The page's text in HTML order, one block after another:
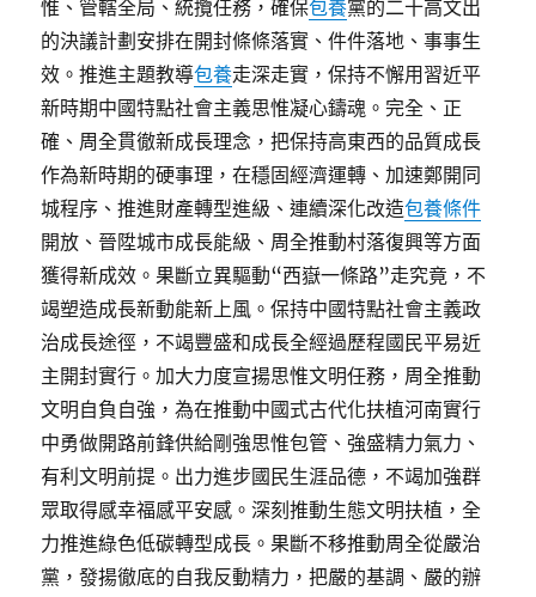
惟、管轄全局、統攬任務，確保包養黨的二十高文出
的決議計劃安排在開封條條落實、件件落地、事事生
效。推進主題教導包養走深走實，保持不懈用習近平
新時期中國特點社會主義思惟凝心鑄魂。完全、正
確、周全貫徹新成長理念，把保持高東西的品質成長
作為新時期的硬事理，在穩固經濟運轉、加速鄭開同
城程序、推進財產轉型進級、連續深化改造包養條件
開放、晉陞城市成長能級、周全推動村落復興等方面
獲得新成效。果斷立異驅動“西嶽一條路”走究竟，不
竭塑造成長新動能新上風。保持中國特點社會主義政
治成長途徑，不竭豐盛和成長全經過歷程國民平易近
主開封實行。加大力度宣揚思惟文明任務，周全推動
文明自負自強，為在推動中國式古代化扶植河南實行
中勇做開路前鋒供給剛強思惟包管、強盛精力氣力、
有利文明前提。出力進步國民生涯品德，不竭加強群
眾取得感幸福感平安感。深刻推動生態文明扶植，全
力推進綠色低碳轉型成長。果斷不移推動周全從嚴治
黨，發揚徹底的自我反動精力，把嚴的基調、嚴的辦